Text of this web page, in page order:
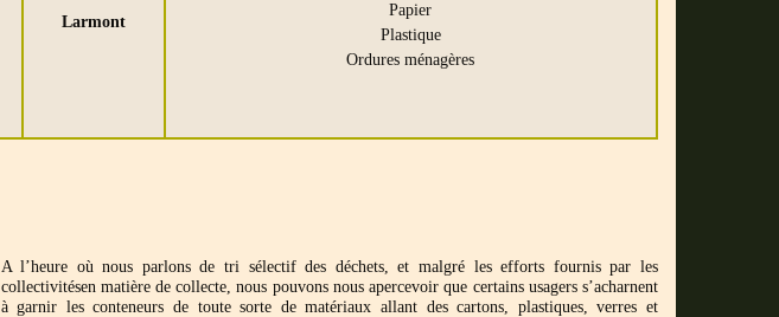
Larmont
Papier
Plastique
Ordures ménagères
A l’heure où nous parlons de tri sélectif des déchets, et malgré les efforts fournis par les
collectivitésen matière de collecte, nous pouvons nous apercevoir que certains usagers s’acharnent
à garnir les conteneurs de toute sorte de matériaux allant des cartons, plastiques, verres et